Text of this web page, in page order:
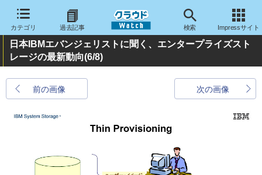
カテゴリ 過去記事 検索 Impressサイト
日本IBMエバンジェリストに聞く、エンタープライズスト
レージの最新動向(6/8)
前の画像 次の画像